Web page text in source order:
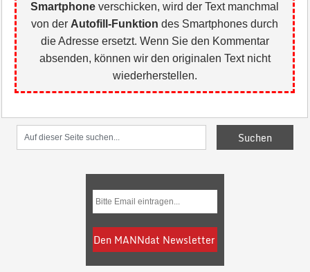
Smartphone verschicken, wird der Text manchmal
von der Autofill-Funktion des Smartphones durch
die Adresse ersetzt. Wenn Sie den Kommentar
absenden, können wir den originalen Text nicht
wiederherstellen.